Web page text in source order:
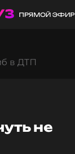
ПРЯМОЙ ЭФИР
в ДТП
не